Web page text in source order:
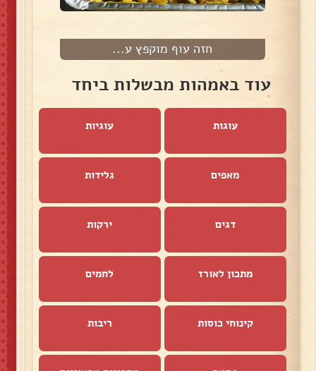
חזה עוף מוקפץ ע...
עוד באמהות מבשלות ביחד
עוגות עוגיות
מאפים גלידות
דגים ירקות
מתכון לאורז לחמים
קינוחי כוסות ריבות